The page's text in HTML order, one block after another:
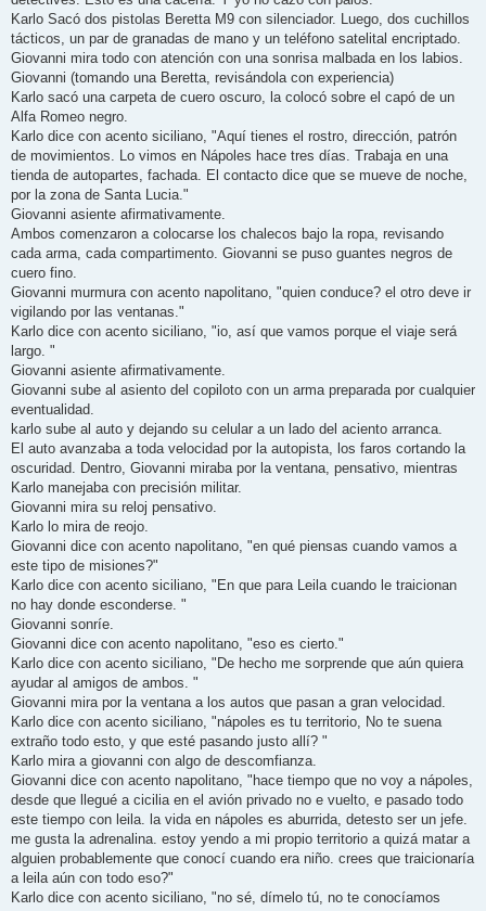
Karlo Sacó dos pistolas Beretta M9 con silenciador. Luego, dos cuchillos
tácticos, un par de granadas de mano y un teléfono satelital encriptado.
Giovanni mira todo con atención con una sonrisa malbada en los labios.
Giovanni (tomando una Beretta, revisándola con experiencia)
Karlo sacó una carpeta de cuero oscuro, la colocó sobre el capó de un
Alfa Romeo negro.
Karlo dice con acento siciliano, "Aquí tienes el rostro, dirección, patrón
de movimientos. Lo vimos en Nápoles hace tres días. Trabaja en una
tienda de autopartes, fachada. El contacto dice que se mueve de noche,
por la zona de Santa Lucia."
Giovanni asiente afirmativamente.
Ambos comenzaron a colocarse los chalecos bajo la ropa, revisando
cada arma, cada compartimento. Giovanni se puso guantes negros de
cuero fino.
Giovanni murmura con acento napolitano, "quien conduce? el otro deve ir
vigilando por las ventanas."
Karlo dice con acento siciliano, "io, así que vamos porque el viaje será
largo. "
Giovanni asiente afirmativamente.
Giovanni sube al asiento del copiloto con un arma preparada por cualquier
eventualidad.
karlo sube al auto y dejando su celular a un lado del aciento arranca.
El auto avanzaba a toda velocidad por la autopista, los faros cortando la
oscuridad. Dentro, Giovanni miraba por la ventana, pensativo, mientras
Karlo manejaba con precisión militar.
Giovanni mira su reloj pensativo.
Karlo lo mira de reojo.
Giovanni dice con acento napolitano, "en qué piensas cuando vamos a
este tipo de misiones?"
Karlo dice con acento siciliano, "En que para Leila cuando le traicionan
no hay donde esconderse. "
Giovanni sonríe.
Giovanni dice con acento napolitano, "eso es cierto."
Karlo dice con acento siciliano, "De hecho me sorprende que aún quiera
ayudar al amigos de ambos. "
Giovanni mira por la ventana a los autos que pasan a gran velocidad.
Karlo dice con acento siciliano, "nápoles es tu territorio, No te suena
extraño todo esto, y que esté pasando justo allí? "
Karlo mira a giovanni con algo de descomfianza.
Giovanni dice con acento napolitano, "hace tiempo que no voy a nápoles,
desde que llegué a cicilia en el avión privado no e vuelto, e pasado todo
este tiempo con leila. la vida en nápoles es aburrida, detesto ser un jefe.
me gusta la adrenalina. estoy yendo a mi propio territorio a quizá matar a
alguien probablemente que conocí cuando era niño. crees que traicionaría
a leila aún con todo eso?"
Karlo dice con acento siciliano, "no sé, dímelo tú, no te conocíamos